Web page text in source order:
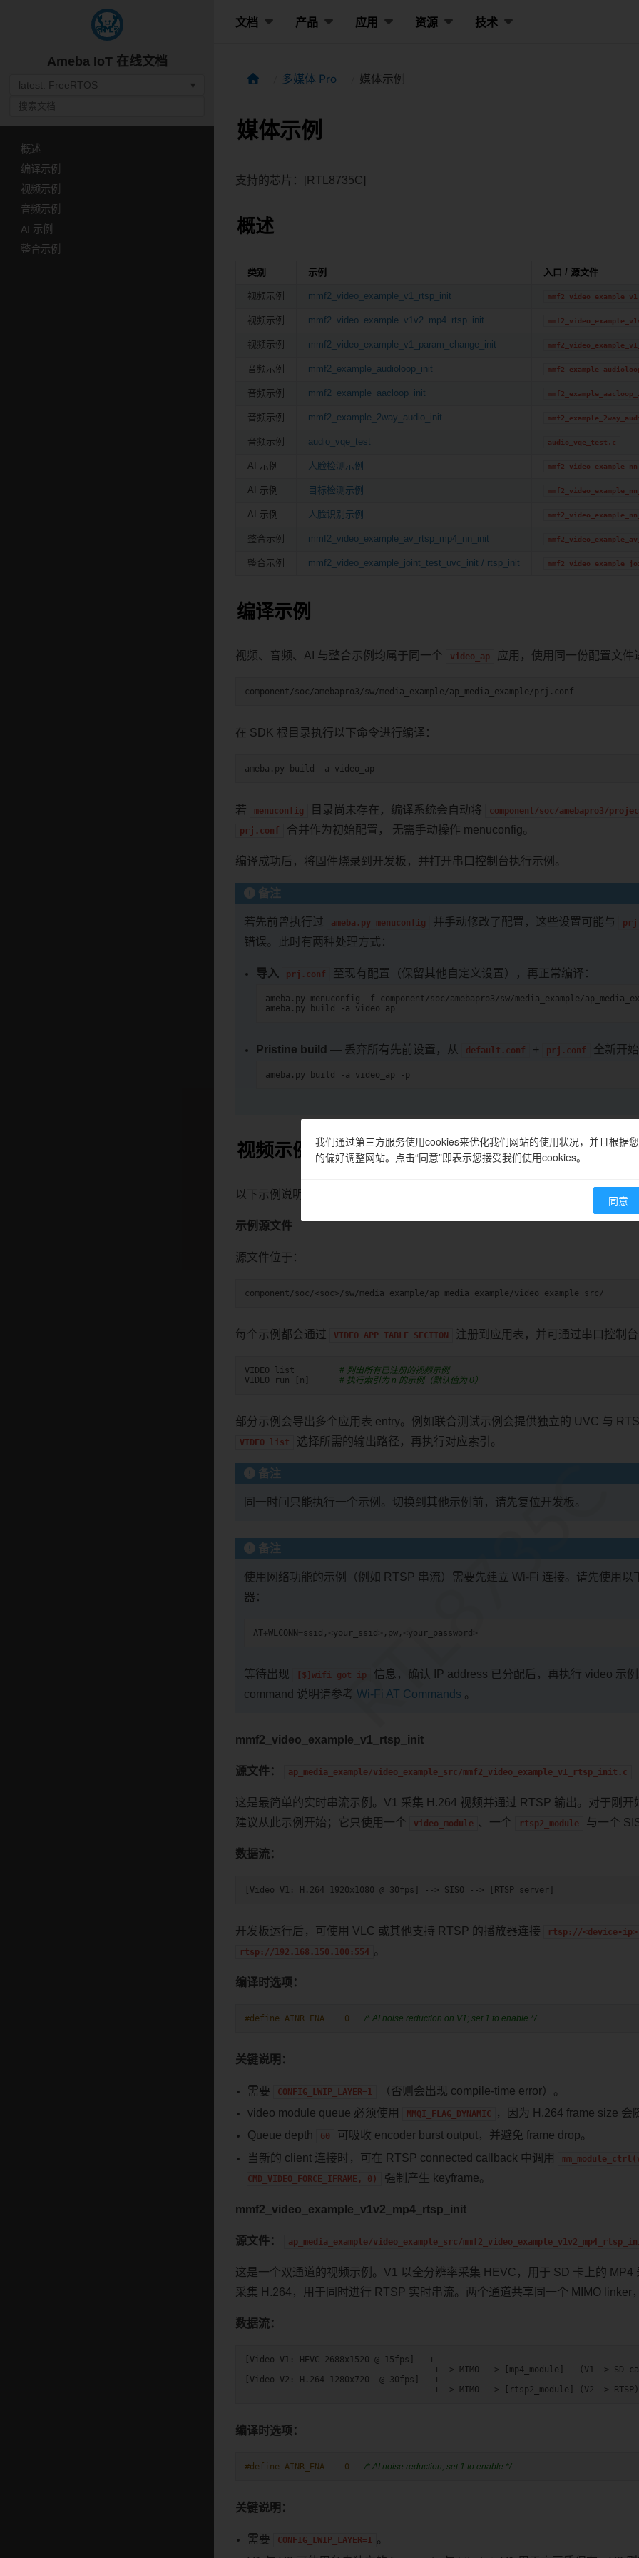
Ameba IoT 在线文档
latest: FreeRTOS ▾
概述
编译示例
视频示例
音频示例
AI 示例
整合示例
文档 产品 应用 资源 技术
多媒体 Pro 媒体示例
媒体示例
支持的芯片：[RTL8735C]
概述
类别 示例 入口 / 源文件
视频示例 mmf2_video_example_v1_rtsp_init
视频示例 mmf2_video_example_v1v2_mp4_rtsp_init
视频示例 mmf2_video_example_v1_param_change_init
音频示例 mmf2_example_audioloop_init
音频示例 mmf2_example_aacloop_init
音频示例 mmf2_example_2way_audio_init
音频示例 audio_vqe_test audio_vqe_test.c
AI 示例 人脸检测示例
AI 示例 目标检测示例
AI 示例 人脸识别示例
整合示例 mmf2_video_example_av_rtsp_mp4_nn_init
整合示例 mmf2_video_example_joint_test_uvc_init / rtsp_init
编译示例
视频、音频、AI 与整合示例均属于同一个 video_ap 应用，使用同一份配置文件
在 SDK 根目录执行以下命令进行编译：
ameba.py build -a
若 menuconfig 目录尚未存在，编译系统会自动将 component/soc/amebapro3/
prj.conf 合并作为初始配置， 无需手动操作 menuconfig。
编译成功后，将固件烧录到开发板，并打开串口控制台执行示例。
备注
若先前曾执行过 ameba.py menuconfig 并手动修改了配置，这些设置可能与
错误。此时有两种处理方式：
导入 prj.conf 至现有配置（保留其他自定义设置），再正常编译：
ameba.py menuconfig -f
component/soc/amebapro3/sw/media_example/
ameba.py
build -a
Pristine build — 丢弃所有先前设置，从 default.conf + prj.conf 全新开始
ameba.py build -a video_ap
视频示例
以下示例说明如何使用多媒体框架 (MMF) 建立视频 pipeline。
示例源文件
源文件位于：
每个示例都会通过 VIDEO_APP_TABLE_SECTION 注册到应用表，并可通过串口控制台
VIDEO list
# 列出所有已注册的视频示例
VIDEO
run n # 执行索引为 n 的示例（默认值为 0）
部分示例会导出多个应用表 entry。例如联合测试示例会提供独立的 UVC 与
VIDEO list 选择所需的输出路径，再执行对应索引。
备注
同一时间只能执行一个示例。切换到其他示例前，请先复位开发板。
备注
使用网络功能的示例（例如 RTSP 串流）需要先建立 Wi-Fi 连接。请先使用以
器：
AT+WLCONN = ssid , < your_ssid > , pw , < your_password >
等待出现 [$]wifi got ip
信息，确认 IP address 已分配后，再执行 video 示
command 说明请参考 Wi-Fi AT Commands 。
mmf2_video_example_v1_rtsp_init
源文件： ap_media_example/video_example_src/mmf2_video_example_v1_rtsp_init.c
这是最简单的实时串流示例。V1 采集 H.264 视频并通过 RTSP 输出。对于刚开
建议从此示例开始；它只使用一个
video_module 、一个 rtsp2_module 与一个
数据流：
开发板运行后，可使用 VLC 或其他支持 RTSP 的播放器连接 rtsp://<device-
rtsp://192.168.150.100:554 。
编译时选项：
#define AINR_ENA    0 /* AI noise reduction on V1; set 1 to enable */
关键说明：
需要 CONFIG_LWIP_LAYER=1
（否则会出现 compile-time error）。
video module queue 必须使用
MMQI_FLAG_DYNAMIC
，因为 H.264 frame size 会
Queue depth
60
可吸收 encoder burst output，并避免 frame drop。
当新的 client 连接时，可在 RTSP connected callback 中调用
CMD_VIDEO_FORCE_IFRAME,
0) 强制产生 keyframe。
mmf2_video_example_v1v2_mp4_rtsp_init
源文件： ap_media_example/video_example_src/
这是一个双通道的视频示例。V1 以全分辨率采集 HEVC，用于 SD 卡上的 MP4
采集 H.264，用于同时进行 RTSP 实时串流。两个通道共享同一个 MIMO linker
数据流：
[Video V1: HEVC 2688x1520 @ 15fps] --+
+--> MIMO --> [mp4_module]   (V1 -> SD
[Video V2: H.264 1280x720  @ 30fps] --+
编译时选项：
#define AINR_ENA    0 /* AI noise reduction; set 1 to enable */
关键说明：
需要 CONFIG_LWIP_LAYER=1
。
我们通过第三方服务使用cookies来优化我们网站的使用状况，并且根据您
的偏好调整网站。点击“同意”即表示您接受我们使用cookies。
同意
RTL8735C